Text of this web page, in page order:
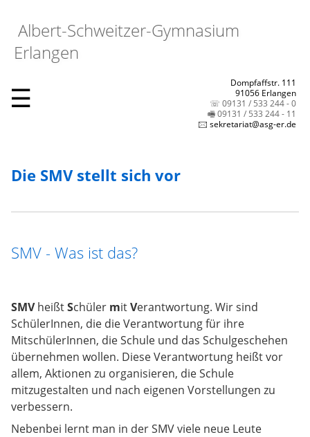
Albert-Schweitzer-Gymnasium
Erlangen
☰
Dompfaffstr. 111
91056 Erlangen
☏ 09131 / 533 244 - 0
🖷 09131 / 533 244 - 11
🖂 sekretariat@asg-er.de
Die SMV stellt sich vor
SMV - Was ist das?
SMVheißtSchüler mitVerantwortung. Wir sind
SchülerInnen, die die Verantwortung für ihre
MitschülerInnen, die Schule und das Schulgeschehen
übernehmen wollen. Diese Verantwortung heißt vor
allem, Aktionen zu organisieren, die Schule
mitzugestalten und nach eigenen Vorstellungen zu
verbessern.
Nebenbei lernt man in der SMV viele neue Leute